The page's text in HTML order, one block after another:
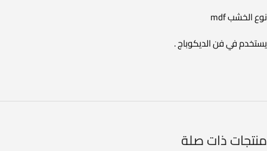
نوع الخشب mdf
يستخدم في فن الديكوباج .
منتجات ذات صلة